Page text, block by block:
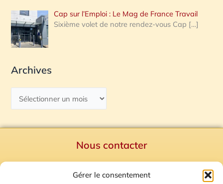
Gérer le consentement
Cap sur l’Emploi : Le Mag de France Travail
Sixième volet de notre rendez-vous Cap […]
Archives
Nous contacter